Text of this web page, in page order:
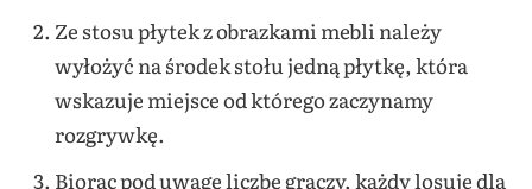
Ze stosu płytek z obrazkami mebli należy
wyłożyć na środek stołu jedną płytkę, która
wskazuje miejsce od którego zaczynamy
rozgrywkę.
Biorąc pod uwagę liczbę graczy, każdy losuje dla